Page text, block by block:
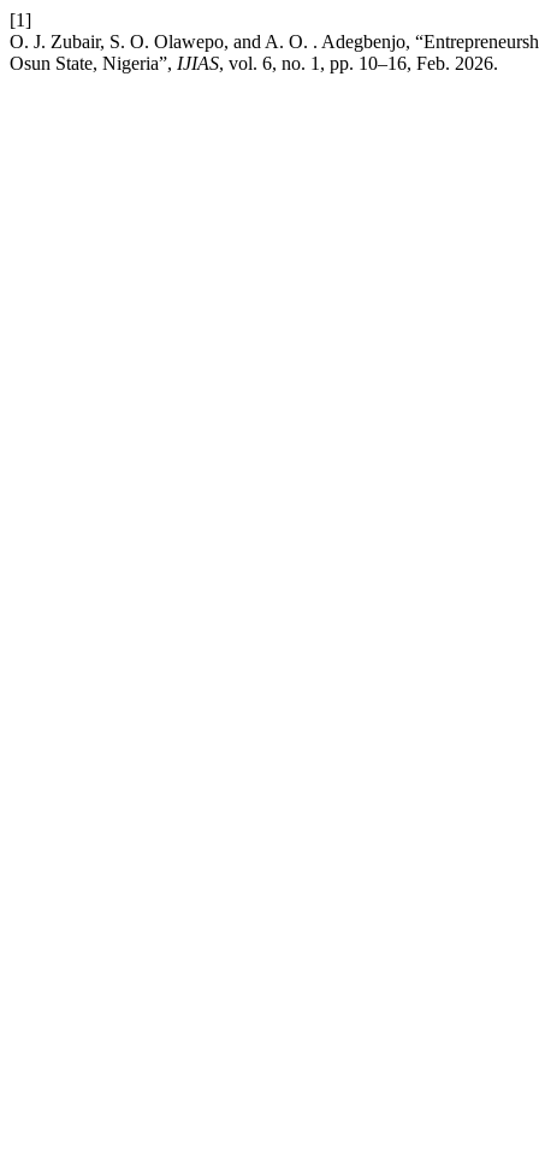
[1]
O. J. Zubair, S. O. Olawepo, and A. O. . Adegbenjo,
Osun State, Nigeria”, IJIAS, vol. 6, no. 1, pp. 10–16, Feb. 2026.